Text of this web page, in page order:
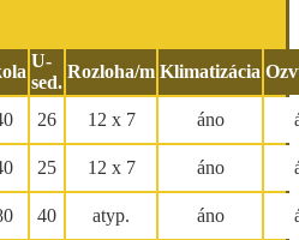
U-
sed.
Rozloha/m Klimatizácia
26 12 x 7 áno
25 12 x 7 áno
40 atyp. áno